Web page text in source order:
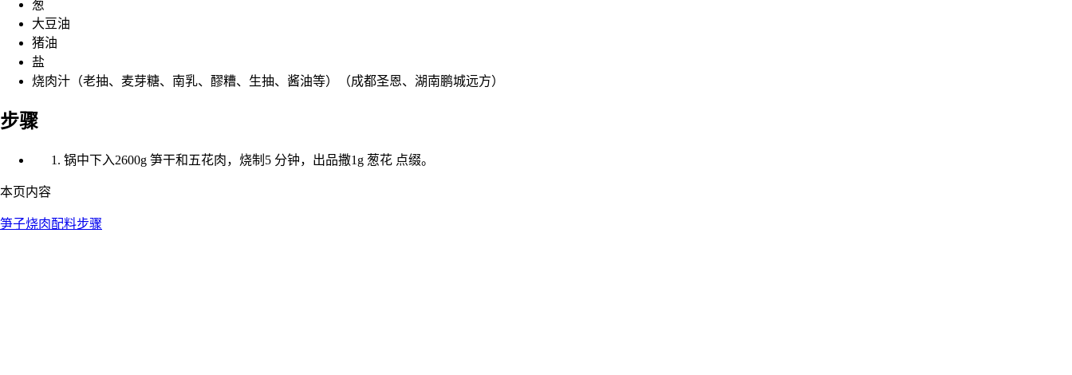
葱
大豆油
猪油
盐
烧肉汁（老抽、麦芽糖、南乳、醪糟、生抽、酱油等）（成都圣恩、湖南鹏城远方）
步骤
锅中下入2600g 笋干和五花肉，烧制5 分钟，出品撒1g 葱花 点缀。
本页内容
笋子烧肉配料步骤